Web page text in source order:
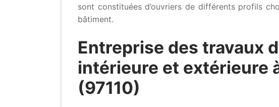
sont constituées d’ouvriers de différents profils
bâtiment.
Entreprise des travaux
intérieure et extérieure
(97110)